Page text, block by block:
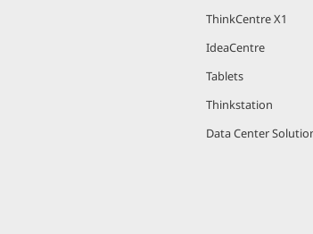
ThinkCentre X1
IdeaCentre
Tablets
Thinkstation
Data Center